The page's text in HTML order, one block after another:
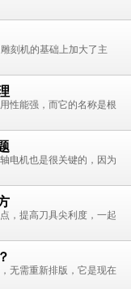
刻机的基础上加大了主
性能强，而它的名称是根
电机也是很关键的，因为
，提高刀具尖利度，一起
无需重新排版，它是现在